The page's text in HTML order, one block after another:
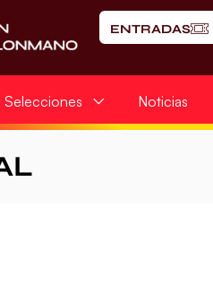
ENTRADAS
Selecciones Noticias